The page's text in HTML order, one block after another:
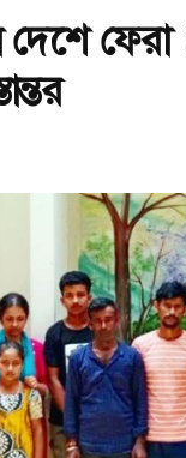
ফেরা